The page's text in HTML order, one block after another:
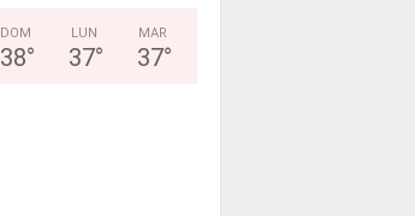
DOM
38°
LUN
37°
MAR
37°